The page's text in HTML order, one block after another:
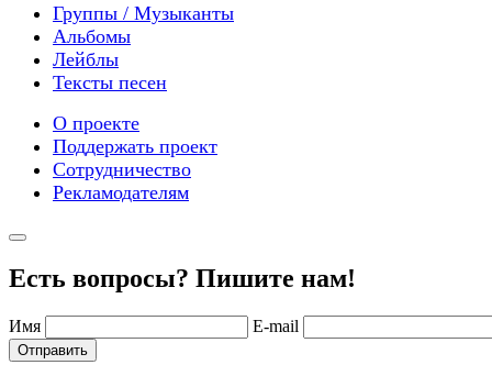
Группы / Музыканты
Альбомы
Лейблы
Тексты песен
О проекте
Поддержать проект
Сотрудничество
Рекламодателям
Есть вопросы? Пишите нам!
Имя E-mail